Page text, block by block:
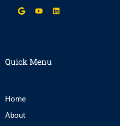
Quick Menu
Home
About